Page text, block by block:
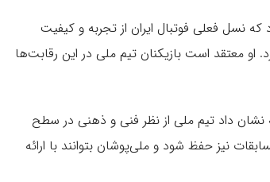
که نسل فعلی فوتبال ایران از تجربه و کیفیت
او معتقد است بازیکنان تیم ملی در این رقابت‌ها
نشان داد تیم ملی از نظر فنی و ذهنی در سطح
نیز حفظ شود و ملی‌پوشان بتوانند با ارائه